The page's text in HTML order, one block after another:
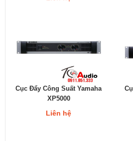
Cục Đẩy Công Suất Yamaha
XP5000
Liên hệ